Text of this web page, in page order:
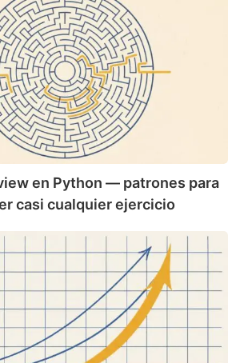
interview
en
Python
—
patrones
para
resolver
casi
cualquier
ejercicio
en Python — patrones para
casi cualquier ejercicio
Big-
Python
para
entrevistas
—